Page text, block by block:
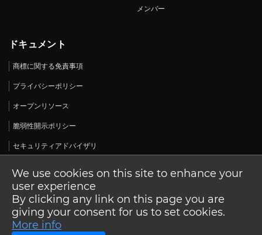
メンバー
ドキュメント
商標に関する免責事項
プライバシーポリシー
オープンリソース
脆弱性開示ポリシー
セキュリティアドバイザリ
© 2026 Open Design Alliance. 無断転載を禁じます。
We use cookies on this site to enhance your
user experience
By clicking any link on this page you are
giving your consent for us to set cookies.
More info